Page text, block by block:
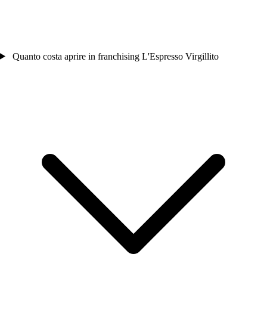
Quanto costa aprire in franchising L'Espresso Virgillito